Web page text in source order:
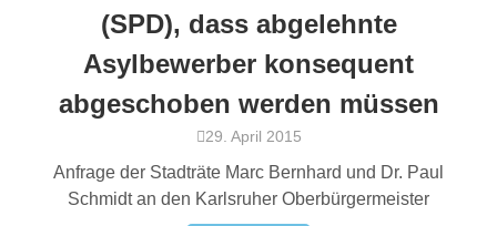
(SPD), dass abgelehnte
Asylbewerber konsequent
abgeschoben werden müssen
29. April 2015
Anfrage der Stadträte Marc Bernhard und Dr. Paul
Schmidt an den Karlsruher Oberbürgermeister